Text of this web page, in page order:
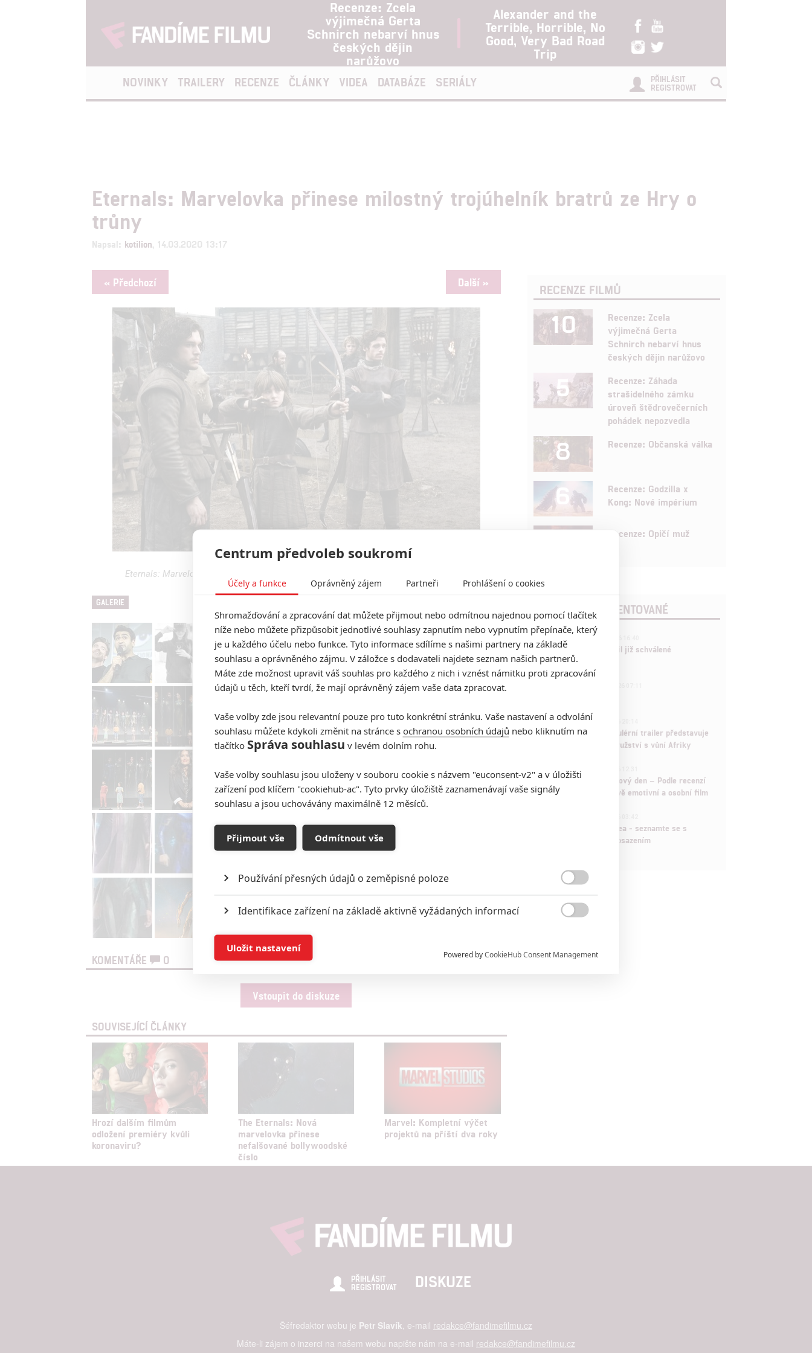
Recenze: Zcela
výjimečná Gerta
Schnirch nebarví hnus
českých dějin
narůžovo
Alexander and the
Terrible, Horrible, No
Good, Very Bad Road
Trip
NOVINKY TRAILERY RECENZE ČLÁNKY VIDEA DATABÁZE SERIÁLY
PŘIHLÁSIT
REGISTROVAT
Eternals: Marvelovka přinese milostný trojúhelník bratrů ze Hry o
trůny
Napsal: kotilion , 14.03.2020 13:17
« Předchozí Další »
Eternals: Marvelovka přinese milostný trojúhelník bratrů ze Hry o trůny | Fandíme filmu
GALERIE
KOMENTÁŘE 0
Vstoupit do diskuze
SOUVISEJÍCÍ ČLÁNKY
Hrozí dalším filmům
odložení premiéry kvůli
koronaviru?
The Eternals: Nová
marvelovka přinese
nefalšované bollywoodské
číslo
Marvel: Kompletní výčet
projektů na příští dva roky
RECENZE FILMŮ
10
Recenze: Zcela
výjimečná Gerta
Schnirch nebarví hnus
českých dějin narůžovo
5
Recenze: Záhada
strašidelného zámku
úroveň štědrovečerních
pohádek nepozvedla
8 Recenze: Občanská válka
6
Recenze: Godzilla x
Kong: Nové impérium
8 Recenze: Opičí muž
POSLEDNÍ KOMENTOVANÉ
3
Marvel nečekaně zrušil již schválené
pokračování
1ČLÁNEK | 30.07.2026 20:14
Děti krve a kostí: Regulérní trailer představuje
akční fantasy dobrodružství s vůní Afriky
Spider-Man: Zbrusu nový den – Podle recenzí
máme čekat překvapivě emotivní a osobní film
Velké preview: Odyssea - seznamte se s
maximálně nabitým obsazením
PŘIHLÁSIT
REGISTROVAT
DISKUZE
Šéfredaktor webu je Petr Slavík , e-mail redakce@fandimefilmu.cz
Máte-li zájem o inzerci na našem webu napište nám na e-mail redakce@fandimefilmu.cz
Centrum předvoleb soukromí
Účely a funkce Oprávněný zájem Partneři Prohlášení o cookies
Shromažďování a zpracování dat můžete přijmout nebo odmítnou najednou pomocí tlačítek
níže nebo můžete přizpůsobit jednotlivé souhlasy zapnutím nebo vypnutím přepínače, který
je u každého účelu nebo funkce. Tyto informace sdílíme s našimi partnery na základě
souhlasu a oprávněného zájmu. V záložce s dodavateli najdete seznam našich partnerů.
Máte zde možnost upravit váš souhlas pro každého z nich i vznést námitku proti zpracování
údajů u těch, kteří tvrdí, že mají oprávněný zájem vaše data zpracovat.
Vaše volby zde jsou relevantní pouze pro tuto konkrétní stránku. Vaše nastavení a odvolání
souhlasu můžete kdykoli změnit na stránce s ochranou osobních údajů nebo kliknutím na
tlačítko Správa souhlasu v levém dolním rohu.
Vaše volby souhlasu jsou uloženy v souboru cookie s názvem "euconsent-v2" a v úložišti
zařízení pod klíčem "cookiehub-ac". Tyto prvky úložiště zaznamenávají vaše signály
souhlasu a jsou uchovávány maximálně 12 měsíců.
Přijmout vše Odmítnout vše
Používání přesných údajů o zeměpisné poloze
Identifikace zařízení na základě aktivně vyžádaných informací
Ukládání a/nebo přístup k informacím v zařízení

Personalizovaný obsah, měření obsahu, průzkum publika a vývoj
Udělením souhlasu s účely a funkcemi zde uvedenými dáváte nám i našim partnerům
možnost: Zajištění bezpečnosti, předcházení a zjišťování podvodů a odstraňování chyb,
Poskytování a zobrazování reklamy a obsahu
Powered byCookieHub Consent Management
Uložit nastavení